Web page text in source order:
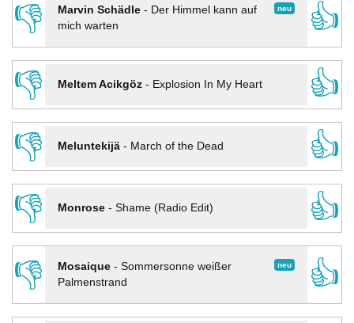
👎 neu
Marvin Schädle- Der Himmel kann auf
mich warten
👍
👎
Meltem Acikgöz- Explosion In My Heart
👍
👎
Meluntekijä- March of the Dead
👍
👎
Monrose- Shame (Radio Edit)
👍
👎
neu
Mosaique- Sommersonne weißer
Palmenstrand
👍